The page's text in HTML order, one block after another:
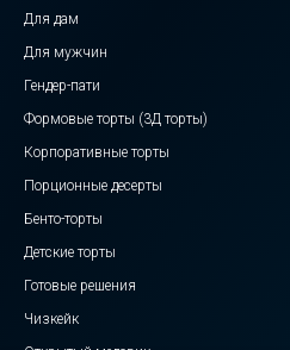
Для дам
Для мужчин
Гендер-пати
Формовые торты (3Д торты)
Корпоративные торты
Порционные десерты
Бенто-торты
Детские торты
Готовые решения
Чизкейк